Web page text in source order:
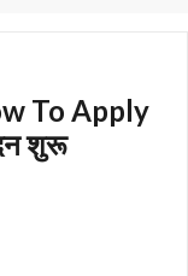
To Apply
शुरू